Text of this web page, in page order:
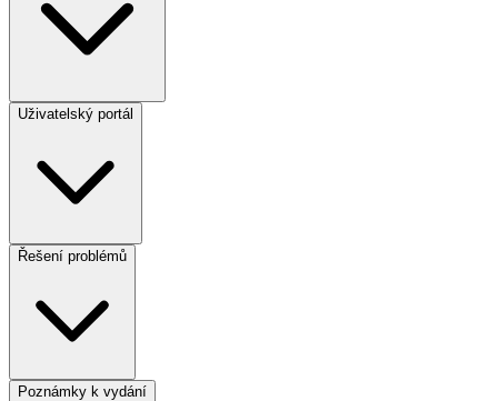
Uživatelský portál
Řešení problémů
Poznámky k vydání